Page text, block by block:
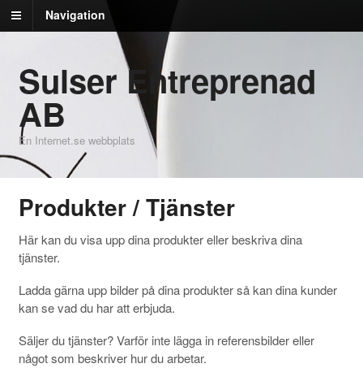
Navigation
Sulser Entreprenad
AB
En Internet.se webbplats
Produkter / Tjänster
Här kan du visa upp dina produkter eller beskriva dina
tjänster.
Ladda gärna upp bilder på dina produkter så kan dina kunder
kan se vad du har att erbjuda.
Säljer du tjänster? Varför inte lägga in referensbilder eller
något som beskriver hur du arbetar.